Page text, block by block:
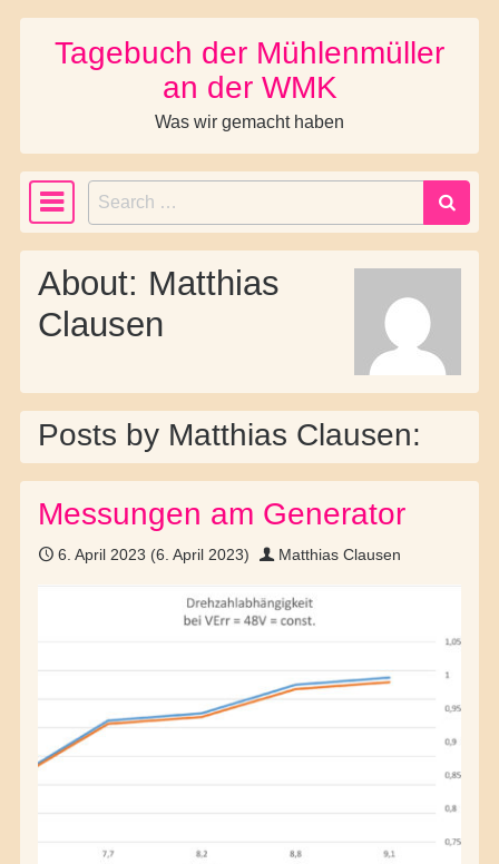
Skip to content
Tagebuch der Mühlenmüller
an der WMK
Was wir gemacht haben
Main Navigation
Search
About: Matthias
Clausen
Posts by Matthias Clausen:
Messungen am Generator
6. April 2023 (6. April 2023) Matthias Clausen